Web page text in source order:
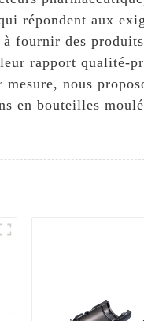
répondent aux
fournir des produits
rapport qualité-
nous
en bouteilles